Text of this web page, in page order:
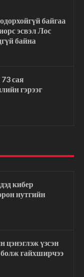
байгаа
эсвэл Лос
байна
сая
гэрээг
кибер
нутгийн
цэнэглэж үзсэн
болж гайхширчээ